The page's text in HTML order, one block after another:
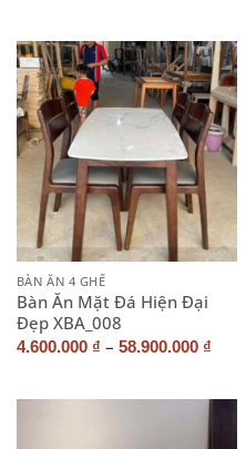
BÀN ĂN 4 GHẾ
Bàn Ăn Mặt Đá Hiện Đại
Đẹp XBA_008
4.600.000 ₫ – 58.900.000 ₫